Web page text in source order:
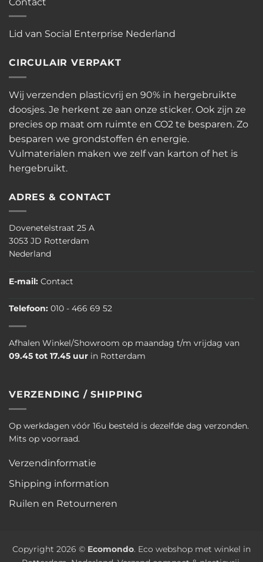
Lid van Social Enterprise Nederland
CIRCULAIR VERPAKT
Wij verzenden plasticvrij en 90% in hergebruikte
doosjes. Je herkent ze aan onze sticker. Ook zijn ze
precies op maat om ruimte en CO2 te besparen. Zo
besparen we grondstoffen én energie.
Vulmaterialen maken we zelf van karton of het is
hergebruikt.
ADRES & CONTACT
Dovenetelstraat 25 A
3053 JD Rotterdam
Nederland
E-mail: Contact
Telefoon: 010 - 466 69 52
Afhalen Winkel/Showroom op maandag t/m vrijdag van
09.45 tot 17.45 uur in Rotterdam
VERZENDING / SHIPPING
Op werkdagen vóór 16u besteld is dezelfde dag verzonden.
Mits op voorraad.
Verzendinformatie
Shipping information
Ruilen en Retourneren
Copyright 2026 © Ecomondo. Eco webshop met winkel in